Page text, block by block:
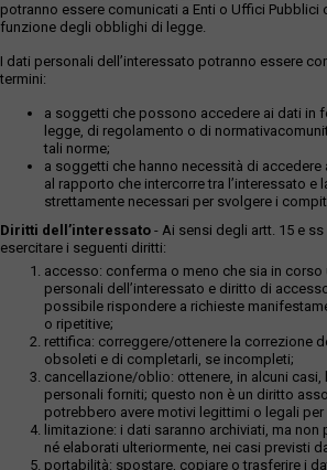
potranno essere comunicati a Enti o Uffici Pubblici
funzione degli obblighi di legge.
I dati personali dell’interessato potranno essere
termini:
a soggetti che possono accedere ai dati in
legge, di regolamento o di
tali norme;
a soggetti che hanno necessità di accedere
al rapporto che intercorre tra l’interessato e
strettamente necessari per svolgere i
Diritti dell’interessato - Ai sensi degli artt. 15 e ss
esercitare i seguenti diritti:
accesso: conferma o meno che sia in
personali dell’interessato e diritto di
possibile rispondere a richieste
o ripetitive;
rettifica: correggere/ottenere la correzione
obsoleti e di completarli, se incompleti;
cancellazione/oblio: ottenere, in alcuni casi,
personali forniti; questo non è un diritto
potrebbero avere motivi legittimi o legali per
limitazione: i dati saranno archiviati, ma
né elaborati ulteriormente, nei casi previsti
portabilità: spostare, copiare o trasferire i